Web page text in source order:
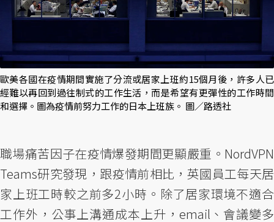
歐美各國在疫情期間實施了分流或居家上班約15個月後，許多人已
經難以再回到過往制式的工作生活，而是希望有更彈性的工作時間
和選擇。圖為疫情前努力工作的日本上班族。 圖／路透社
職場痛苦因子在疫情爆發期間更顯嚴重。NordVPN
Teams研究發現，跟疫情前相比，英國員工每天居
家上班工時較之前多2小時。除了居家環境不適合
工作外，公事上溝通成本上升，email、會議變多